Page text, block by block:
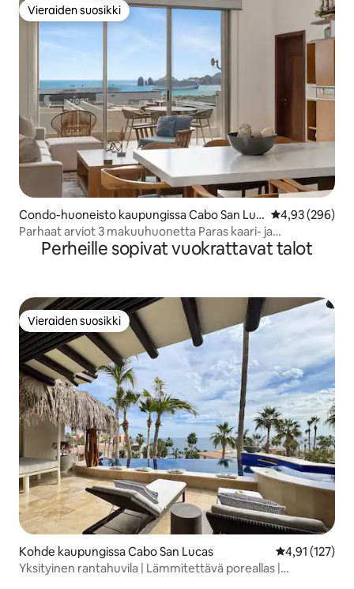
Vieraiden suosikki
Vieraiden suosikki
Condo-huoneisto kaupungissa Cabo San Luc
as
4,93 (296)
Parhaat arviot 3 makuuhuonetta Paras kaari- ja
merinäkymä
Perheille sopivat vuokrattavat talot
Vieraiden suosikki
Vieraiden suosikki
Kohde kaupungissa Cabo San Lucas
4,91 (127)
Yksityinen rantahuvila | Lämmitettävä poreallas |